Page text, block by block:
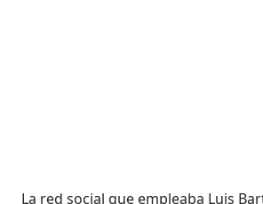
La red social que empleaba Luis